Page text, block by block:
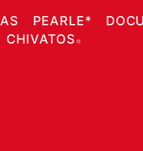
PEARLE*
CHIVATOS